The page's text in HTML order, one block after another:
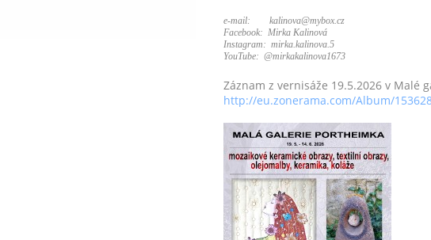
e-mail: kalinova@mybox.cz
Facebook: Mirka Kalinová
Instagram: mirka.kalinova.5
YouTube: @mirkakalinova1673
Záznam z vernisáže 19.5.2026 v Malé
http://eu.zonerama.com/Album/